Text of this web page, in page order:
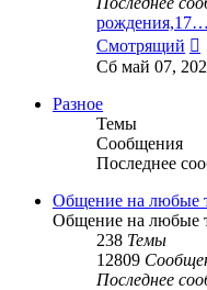
рождения,17…
Смотрящий
к
Сб май 07,
Разное
Темы
Сообщения
Последнее
Общение на любые
Общение на любые
238 Темы
12809
Последнее